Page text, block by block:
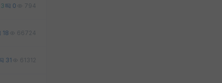
3 0 794
18 66724
31 61312